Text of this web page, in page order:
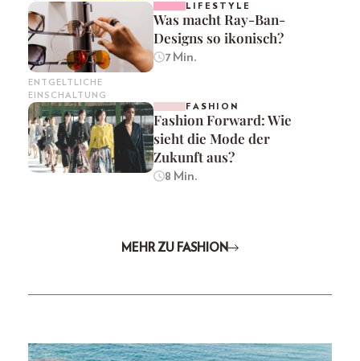
ENTGELTLICHE
EINSCHALTUNG
LIFESTYLE
Was macht Ray-Ban-
Designs so ikonisch?
7 Min.
FASHION
Fashion Forward: Wie
sieht die Mode der
Zukunft aus?
8 Min.
MEHR ZU FASHION